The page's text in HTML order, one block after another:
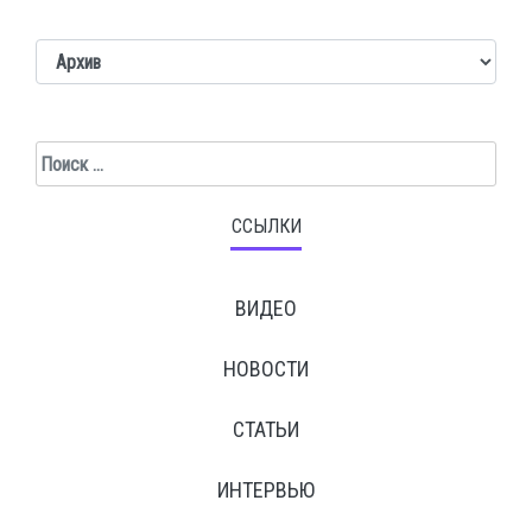
ССЫЛКИ
ВИДЕО
НОВОСТИ
СТАТЬИ
ИНТЕРВЬЮ